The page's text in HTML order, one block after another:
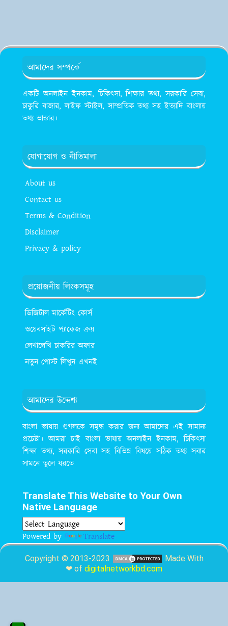
আমাদের সম্পর্কে
একটি অনলাইন ইনকাম, চিকিৎসা, শিক্ষার তথ্য, সরকারি সেবা,
চাকুরি বাজার, লাইফ স্টাইল, সাম্প্রতিক তথ্য সহ ইত্যাদি বাংলায়
তথ্য ভান্ডার।
যোগাযোগ ও নীতিমালা
About us
Contact us
Terms & Condition
Disclaimer
Privacy & policy
প্রয়োজনীয় লিংকসমূহ
ডিজিটাল মার্কেটিং কোর্স
ওয়েবসাইট প্যাকেজ ক্রয়
লেখালেখি চাকরির অফার
নতুন পোস্ট লিখুন এখনই
আমাদের উদ্দেশ্য
বাংলা ভাষায় গুগলকে সমৃদ্ধ করার জন্য আমাদের এই সামান্য
প্রচেষ্টা। আমরা চাই বাংলা ভাষায় অনলাইন ইনকাম, চিকিৎসা
শিক্ষা তথ্য, সরকারি সেবা সহ বিভিন্ন বিষয়ে সঠিক তথ্য সবার
সামনে তুলে ধরতে
Translate This Website to Your Own
Native Language
Powered by Translate
Copyright © 2013-2023
Made With
❤ of digitalnetworkbd.com